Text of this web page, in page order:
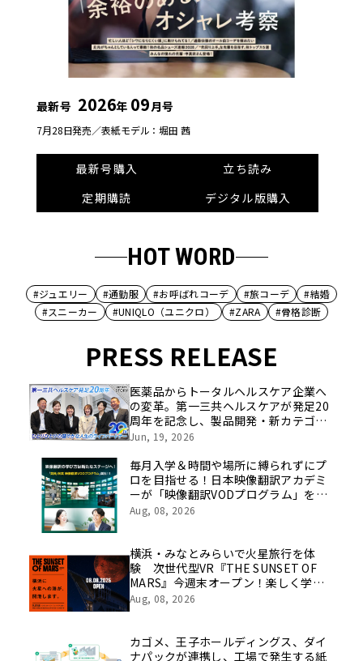
最新号 2026年 09月号
7月28日発売／表紙モデル：堀田 茜
最新号購入
立ち読み
定期購読
デジタル版購入
HOT WORD
#ジュエリー #通勤服 #お呼ばれコーデ #旅コーデ
#結婚
#スニーカー
#UNIQLO（ユニクロ） #ZARA #骨格診断
PRESS RELEASE
医薬品からトータルヘルスケア企業へ
の変革。第一三共ヘルスケアが発足20
周年を記念し、製品開発・新カテゴリ
挑戦の舞台や旧社統合時のエピソード
像を公開！
Jun, 19, 2026
毎月入学＆時間や場所に縛られずにプ
ロを目指せる！日本映像翻訳アカデミ
ーが「映像翻訳VODプログラム」を
2026年10月より開講！
Aug, 08, 2026
横浜・みなとみらいで火星旅行を体
験 次世代型VR『THE SUNSET OF
MARS』今週末オープン！楽しく学べ
るパネル展やワークショップなど関連
Aug, 08, 2026
カゴメ、王子ホールディングス、ダイ
ナパックが連携し、工場で発生する紙